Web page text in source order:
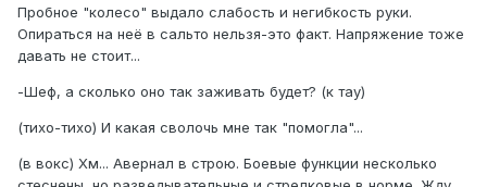
Пробное "колесо" выдало слабость и негибкость руки.
Опираться на неё в сальто нельзя-это факт. Напряжение тоже
давать не стоит...
-Шеф, а сколько оно так заживать будет? (к тау)
(тихо-тихо) И какая сволочь мне так "помогла"...
(в вокс) Хм... Авернал в строю. Боевые функции несколько